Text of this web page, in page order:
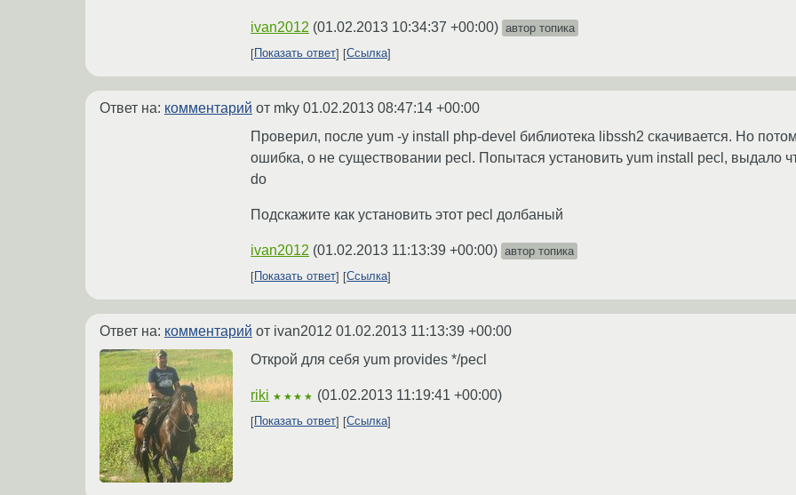
ivan2012 (01.02.2013 10:34:37 +00:00) автор топика
Показать ответ
Ссылка
Ответ на: комментарий от mky 01.02.2013 08:47:14 +00:00
Проверил, после yum -y install php-devel библиотека libssh2 скачивается. Но
ошибка, о не существовании pecl. Попытася установить yum install pecl, выдало
do
Подскажите как установить этот pecl долбаный
ivan2012 (01.02.2013 11:13:39 +00:00) автор топика
Показать ответ
Ссылка
Ответ на: комментарий от ivan2012 01.02.2013 11:13:39 +00:00
Открой для себя yum provides */pecl
riki ★★★★ (01.02.2013 11:19:41 +00:00)
Показать ответ Ссылка